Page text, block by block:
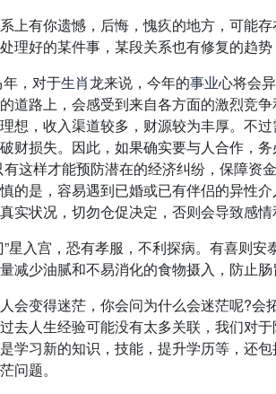
上有你遗憾，后悔，愧疚的地方，可能
理好的某件事，某段关系也有修复的趋
，对于生肖龙来说，今年的事业心将会
道路上，会感受到来自各方面的激烈竞
想，收入渠道较多，财源较为丰厚。不
财损失。因此，如果确实要与人合作，
有这样才能预防潜在的经济纠纷，保障资
的是，容易遇到已婚或已有伴侣的异性
实状况，切勿仓促决定，否则会导致感
”星入宫，恐有孝服，不利探病。有喜则
减少油腻和不易消化的食物摄入，防止
会变得迷茫，你会问为什么会迷茫呢?
去人生经验可能没有太多关联，我们对
学习新的知识，技能，提升学历等，还
问题。